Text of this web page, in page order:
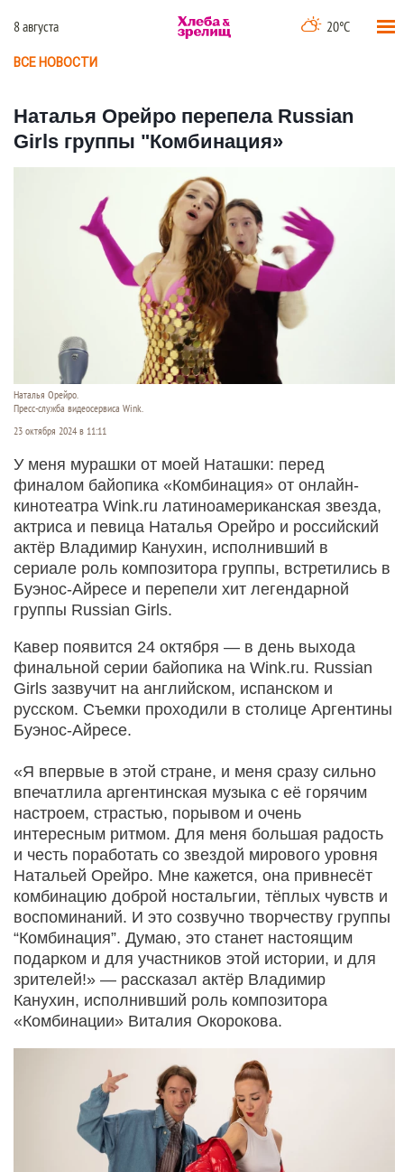
8 августа 20°C
ВСЕ НОВОСТИ
Наталья Орейро перепела Russian
Girls группы "Комбинация»
Наталья Орейро.
Пресс-служба видеосервиса Wink.
23 октября 2024 в 11:11
У меня мурашки от моей Наташки: перед
финалом байопика «Комбинация» от онлайн-
кинотеатра Wink.ru латиноамериканская звезда,
актриса и певица Наталья Орейро и российский
актёр Владимир Канухин, исполнивший в
сериале роль композитора группы, встретились в
Буэнос-Айресе и перепели хит легендарной
группы Russian Girls.
Кавер появится 24 октября — в день выхода
финальной серии байопика на Wink.ru. Russian
Girls зазвучит на английском, испанском и
русском. Съемки проходили в столице Аргентины
Буэнос-Айресе.
«Я впервые в этой стране, и меня сразу сильно
впечатлила аргентинская музыка с её горячим
настроем, страстью, порывом и очень
интересным ритмом. Для меня большая радость
и честь поработать со звездой мирового уровня
Натальей Орейро. Мне кажется, она привнесёт
комбинацию доброй ностальгии, тёплых чувств и
воспоминаний. И это созвучно творчеству группы
“Комбинация”. Думаю, это станет настоящим
подарком и для участников этой истории, и для
зрителей!» — рассказал актёр Владимир
Канухин, исполнивший роль композитора
«Комбинации» Виталия Окорокова.